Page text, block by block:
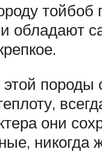
тойбоб
обладают
этой
они
никогда